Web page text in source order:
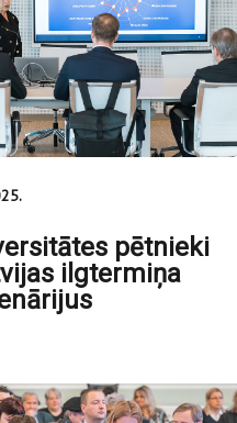
pētnieki
ilgtermiņa